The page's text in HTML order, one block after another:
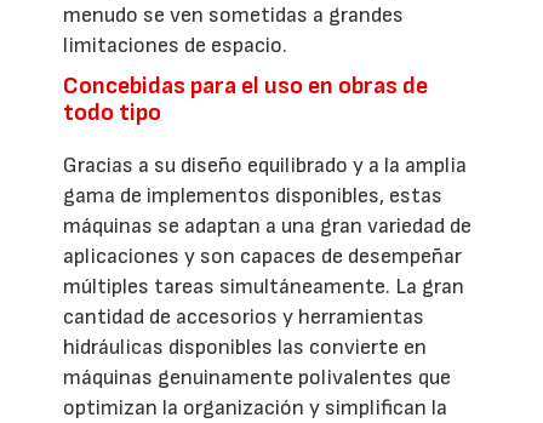
menudo se ven sometidas a grandes
limitaciones de espacio.
Concebidas para el uso en obras de
todo tipo
Gracias a su diseño equilibrado y a la amplia
gama de implementos disponibles, estas
máquinas se adaptan a una gran variedad de
aplicaciones y son capaces de desempeñar
múltiples tareas simultáneamente. La gran
cantidad de accesorios y herramientas
hidráulicas disponibles las convierte en
máquinas genuinamente polivalentes que
optimizan la organización y simplifican la